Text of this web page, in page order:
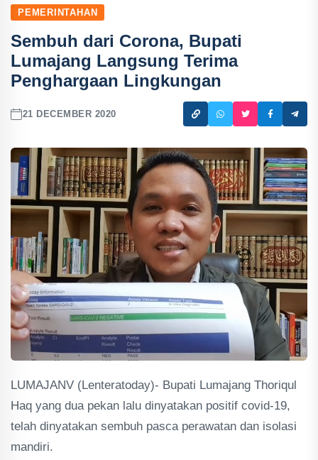
PEMERINTAHAN
Sembuh dari Corona, Bupati
Lumajang Langsung Terima
Penghargaan Lingkungan
21 DECEMBER 2020
LUMAJANV (Lenteratoday)- Bupati Lumajang Thoriqul
Haq yang dua pekan lalu dinyatakan positif covid-19,
telah dinyatakan sembuh pasca perawatan dan isolasi
mandiri.